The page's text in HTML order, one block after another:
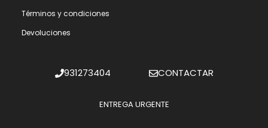
Términos y condiciones
Devoluciones
931273404 CONTACTAR
ENTREGA URGENTE